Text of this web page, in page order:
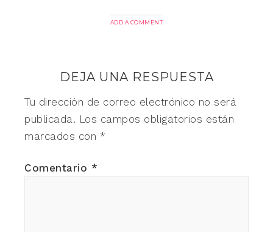
ADD A COMMENT
DEJA UNA RESPUESTA
Tu dirección de correo electrónico no será
publicada. Los campos obligatorios están
marcados con *
Comentario *